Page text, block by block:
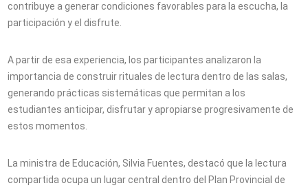
contribuye a generar condiciones favorables para la escucha, la
participación y el disfrute.
A partir de esa experiencia, los participantes analizaron la
importancia de construir rituales de lectura dentro de las salas,
generando prácticas sistemáticas que permitan a los
estudiantes anticipar, disfrutar y apropiarse progresivamente de
estos momentos.
La ministra de Educación, Silvia Fuentes, destacó que la lectura
compartida ocupa un lugar central dentro del Plan Provincial de